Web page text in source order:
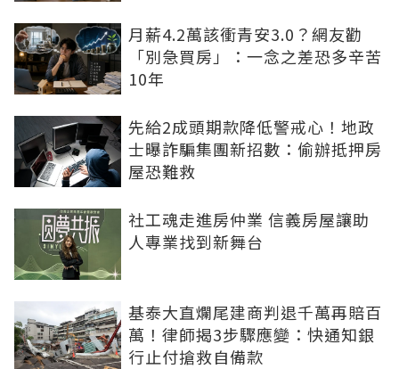
月薪4.2萬該衝青安3.0？網友勸
「別急買房」：一念之差恐多辛苦
10年
先給2成頭期款降低警戒心！地政
士曝詐騙集團新招數：偷辦抵押房
屋恐難救
社工魂走進房仲業 信義房屋讓助
人專業找到新舞台
基泰大直爛尾建商判退千萬再賠百
萬！律師揭3步驟應變：快通知銀
行止付搶救自備款